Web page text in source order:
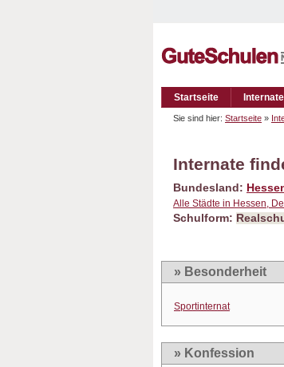
Startseite
Sie sind hier: Startseite »
Internate
Bundesland:
Alle Städte in Hessen,
Schulform:
» Besonderheit
Sportinternat
» Konfession